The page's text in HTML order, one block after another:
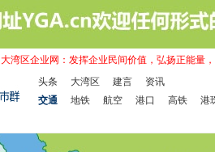
大湾区企业网：发挥企业民间价值，弘扬正能量
头条
大湾区 建言
资讯
交通
地铁 航空 港口 高铁 港